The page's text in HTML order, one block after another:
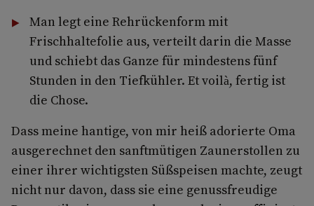
Man legt eine Rehrückenform mit
Frischhaltefolie aus, verteilt darin die Masse
und schiebt das Ganze für mindestens fünf
Stunden in den Tiefkühler. Et voilà, fertig ist
die Chose.
Dass meine hantige, von mir heiß adorierte Oma
ausgerechnet den sanftmütigen Zaunerstollen zu
einer ihrer wichtigsten Süßspeisen machte, zeugt
nicht nur davon, dass sie eine genussfreudige